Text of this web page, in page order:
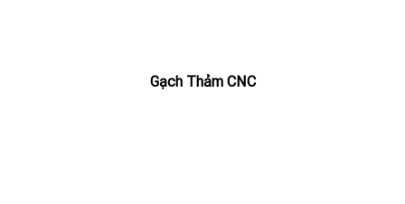
Gạch Thảm CNC